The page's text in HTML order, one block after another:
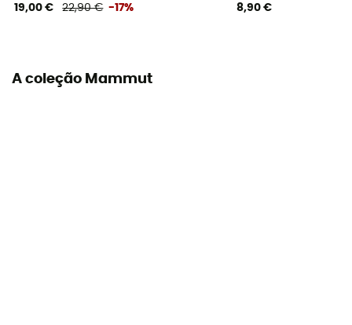
19,00 € 22,90 € -17% 8,90 €
A coleção Mammut